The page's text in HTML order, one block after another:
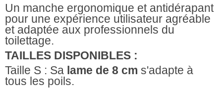
Un manche ergonomique et antidérapant
pour une expérience utilisateur agréable
et adaptée aux professionnels du
toilettage.
TAILLES DISPONIBLES :
Taille S : Sa lame de 8 cm s'adapte à
tous les poils.